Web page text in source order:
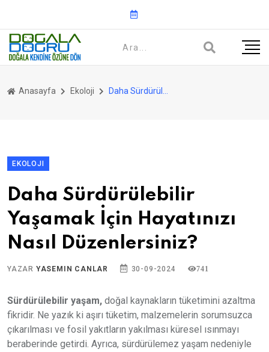
Anasayfa Ekoloji
EKOLOJI
Daha Sürdürülebilir
Yaşamak İçin Hayatınızı
Nasıl Düzenlersiniz?
YAZAR YASEMIN CANLAR 30-09-2024 741
Sürdürülebilir yaşam, doğal kaynakların tüketimini azaltma
fikridir. Ne yazık ki aşırı tüketim, malzemelerin sorumsuzca
çıkarılması ve fosil yakıtların yakılması küresel ısınmayı
beraberinde getirdi. Ayrıca, sürdürülemez yaşam nedeniyle